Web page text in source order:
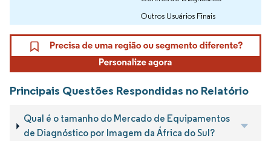
Outros Usuários Finais
Principais Questões Respondidas no Relatório
Qual é o tamanho do Mercado de Equipamentos
de Diagnóstico por Imagem da África do Sul?